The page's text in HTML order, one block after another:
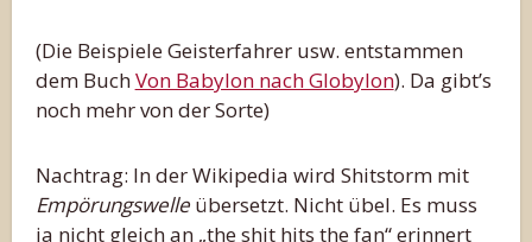
(Die Beispiele Geisterfahrer usw. entstammen
dem BuchVon Babylon nach Globylon). Da gibt’s
noch mehr von der Sorte)
Nachtrag: In der Wikipedia wird Shitstorm mit
Empörungswelleübersetzt. Nicht übel. Es muss
ja nicht gleich an „the shit hits the fan“ erinnert